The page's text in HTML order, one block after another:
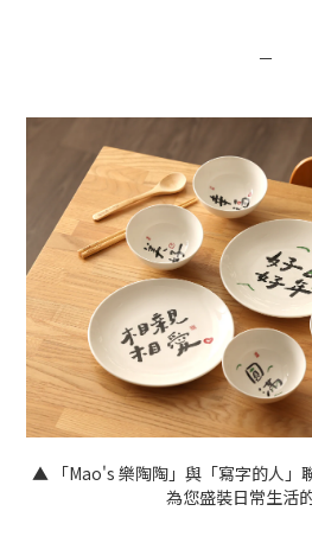
－
▲ 「Mao's 樂陶陶」與「寫字的人」
為您盛裝日常生活